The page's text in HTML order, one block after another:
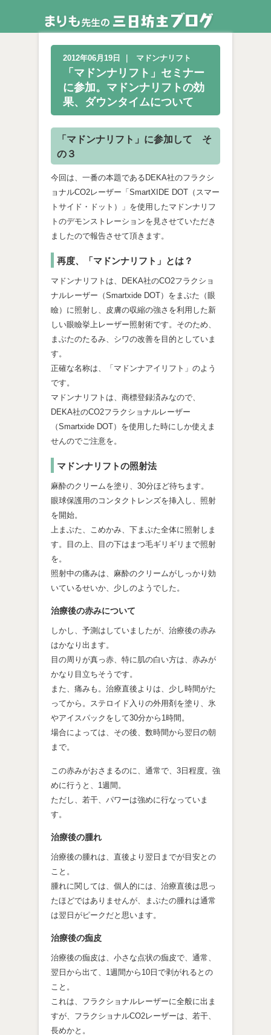
2012年06月19日 ｜ マドンナリフト
「マドンナリフト」セミナー
に参加。マドンナリフトの効
果、ダウンタイムについて
「マドンナリフト」に参加して そ
の３
今回は、一番の本題であるDEKA社のフラクシ
ョナルCO2レーザー「SmartXIDE DOT（スマー
トサイド・ドット）」を使用したマドンナリフ
トのデモンストレーションを見させていただき
ましたので報告させて頂きます。
再度、「マドンナリフト」とは？
マドンナリフトは、DEKA社のCO2フラクショ
ナルレーザー（Smartxide DOT）をまぶた（眼
瞼）に照射し、皮膚の収縮の強さを利用した新
しい眼瞼挙上レーザー照射術です。そのため、
まぶたのたるみ、シワの改善を目的としていま
す。
正確な名称は、「マドンナアイリフト」のよう
です。
マドンナリフトは、商標登録済みなので、
DEKA社のCO2フラクショナルレーザー
（Smartxide DOT）を使用した時にしか使えま
せんのでご注意を。
マドンナリフトの照射法
麻酔のクリームを塗り、30分ほど待ちます。
眼球保護用のコンタクトレンズを挿入し、照射
を開始。
上まぶた、こめかみ、下まぶた全体に照射しま
す。目の上、目の下はまつ毛ギリギリまで照射
を。
照射中の痛みは、麻酔のクリームがしっかり効
いているせいか、少しのようでした。
治療後の赤みについて
しかし、予測はしていましたが、治療後の赤み
はかなり出ます。
目の周りが真っ赤、特に肌の白い方は、赤みが
かなり目立ちそうです。
また、痛みも。治療直後よりは、少し時間がた
ってから。ステロイド入りの外用剤を塗り、氷
やアイスパックをして30分から1時間。
場合によっては、その後、数時間から翌日の朝
まで。
この赤みがおさまるのに、通常で、3日程度。強
めに行うと、1週間。
ただし、若干、パワーは強めに行なっていま
す。
治療後の腫れ
治療後の腫れは、直後より翌日までが目安との
こと。
腫れに関しては、個人的には、治療直後は思っ
たほどではありませんが、まぶたの腫れは通常
は翌日がピークだと思います。
治療後の痂皮
治療後の痂皮は、小さな点状の痂皮で、通常、
翌日から出て、1週間から10日で剥がれるとの
こと。
これは、フラクショナルレーザーに全般に出ま
すが、フラクショナルCO2レーザーは、若干、
長めかと。